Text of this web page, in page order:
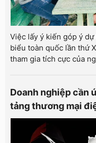
Việc lấy ý kiến góp ý
biểu toàn quốc lần thứ
tham gia tích cực của
Doanh nghiệp cần
tảng thương mại